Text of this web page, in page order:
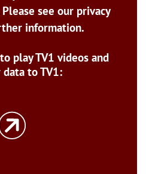
see our privacy
information.
play TV1 videos and
to TV1: